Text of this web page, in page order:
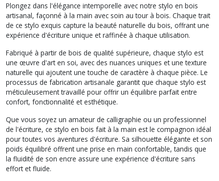
Plongez dans l'élégance intemporelle avec notre stylo en bois
artisanal, façonné à la main avec soin au tour à bois. Chaque trait
de ce stylo exquis capture la beauté naturelle du bois, offrant une
expérience d'écriture unique et raffinée à chaque utilisation.
Fabriqué à partir de bois de qualité supérieure, chaque stylo est
une œuvre d'art en soi, avec des nuances uniques et une texture
naturelle qui ajoutent une touche de caractère à chaque pièce. Le
processus de fabrication artisanale garantit que chaque stylo est
méticuleusement travaillé pour offrir un équilibre parfait entre
confort, fonctionnalité et esthétique.
Que vous soyez un amateur de calligraphie ou un professionnel
de l'écriture, ce stylo en bois fait à la main est le compagnon idéal
pour toutes vos aventures d'écriture. Sa silhouette élégante et son
poids équilibré offrent une prise en main confortable, tandis que
la fluidité de son encre assure une expérience d'écriture sans
effort et fluide.